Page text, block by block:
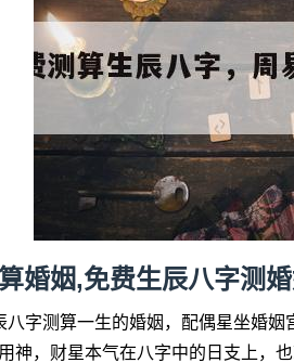
婚姻,免费生辰八字测
八字测算一生的婚姻，配偶星坐婚
神，财星本气在八字中的日支上，